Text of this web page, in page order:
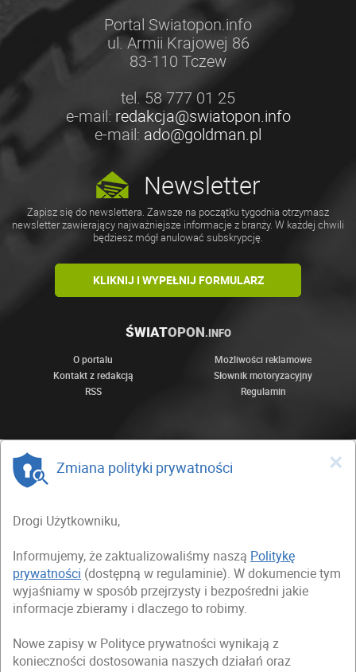
Portal Swiatopon.info
ul. Armii Krajowej 86
83-110 Tczew
tel. 58 777 01 25
e-mail: redakcja@swiatopon.info
e-mail: ado@goldman.pl
Newsletter
Zapisz się do newslettera. Zawsze na początku tygodnia otrzymasz
newsletter zawierający najważniejsze informacje z branży. W każdej chwili
będziesz mógł anulować subskrypcję.
KLIKNIJ I WYPEŁNIJ FORMULARZ
ŚWIATOPON.INFO
O portalu
Możliwości reklamowe
Kontakt z redakcją
Słownik motoryzacyjny
RSS
Regulamin
×
Zmiana polityki prywatności
Drogi Użytkowniku,
Informujemy, że zaktualizowaliśmy naszą Politykę
prywatności (dostępną w regulaminie). W dokumencie tym
wyjaśniamy w sposób przejrzysty i bezpośredni jakie
informacje zbieramy i dlaczego to robimy.
Nowe zapisy w Polityce prywatności wynikają z
konieczności dostosowania naszych działań oraz